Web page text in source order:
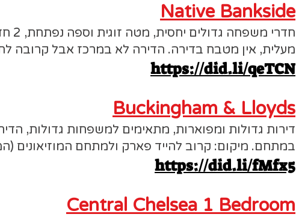
Native Bankside
מעלית, אין מטבח בדירה. הדירה לא במרכז אבל קרובה
https://did.li/qeTCN
Buckingham & Lloyds
דירות גדולות ומפוארות, מתאימים למשפחות גדולות,
במתחם. מיקום: קרוב להייד פארק ולמתחם המוזיאונים
https://did.li/fMfx5
Central Chelsea 1 Bedroom